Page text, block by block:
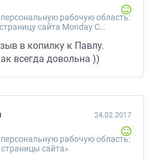
рабочую область:
«Нарисовать главную страницу сайта Monday Coffee»
в копилку к Павлу.
всегда довольна ))
рабочую область:
сайта»
24.02.2017